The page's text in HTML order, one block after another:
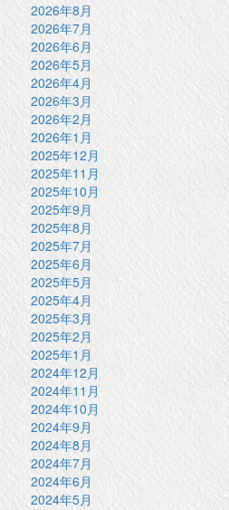
2026年8月
2026年7月
2026年6月
2026年5月
2026年4月
2026年3月
2026年2月
2026年1月
2025年12月
2025年11月
2025年10月
2025年9月
2025年8月
2025年7月
2025年6月
2025年5月
2025年4月
2025年3月
2025年2月
2025年1月
2024年12月
2024年11月
2024年10月
2024年9月
2024年8月
2024年7月
2024年6月
2024年5月